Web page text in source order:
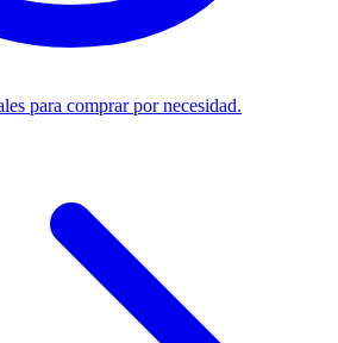
para comprar por necesidad.